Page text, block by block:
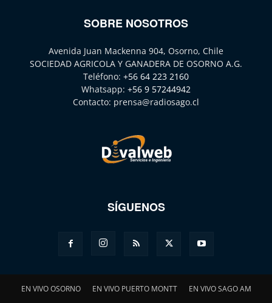
SOBRE NOSOTROS
Avenida Juan Mackenna 904, Osorno, Chile
SOCIEDAD AGRICOLA Y GANADERA DE OSORNO A.G.
Teléfono: +56 64 223 2160
Whatsapp: +56 9 57244942
Contacto: prensa@radiosago.cl
SÍGUENOS
EN VIVO OSORNO EN VIVO PUERTO MONTT EN VIVO SAGO AM